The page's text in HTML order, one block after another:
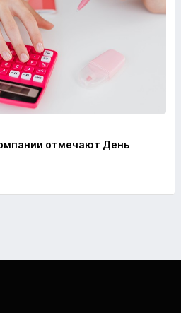
отмечают День